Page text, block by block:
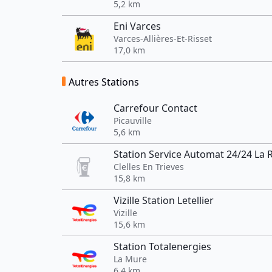
5,2 km
Eni Varces
Varces-Allières-Et-Risset
17,0 km
Autres Stations
Carrefour Contact
Picauville
5,6 km
Station Service Automat 24/24 La
Clelles En Trieves
15,8 km
Vizille Station Letellier
Vizille
15,6 km
Station Totalenergies
La Mure